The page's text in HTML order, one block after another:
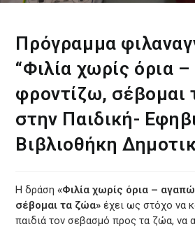
Πρόγραμμα
“Φιλία χωρίς όρια
φροντίζω, σέβομαι
στην Παιδική-
Βιβλιοθήκη
Η δράση«Φιλία χωρίς όρια –
σέβομαι τα ζώα»έχει ως στόχο να
παιδιά τον σεβασμό προς τα ζώα, να